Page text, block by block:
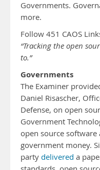
Governments.
more.
Follow 451 CAOS
“Tracking the open
to.”
Governments
The Examiner
Daniel Risascher,
Defense, on open
Government
open source
government money.
party delivered a